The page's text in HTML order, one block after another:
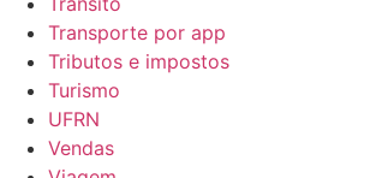
Transporte por app
Tributos e impostos
Turismo
UFRN
Vendas